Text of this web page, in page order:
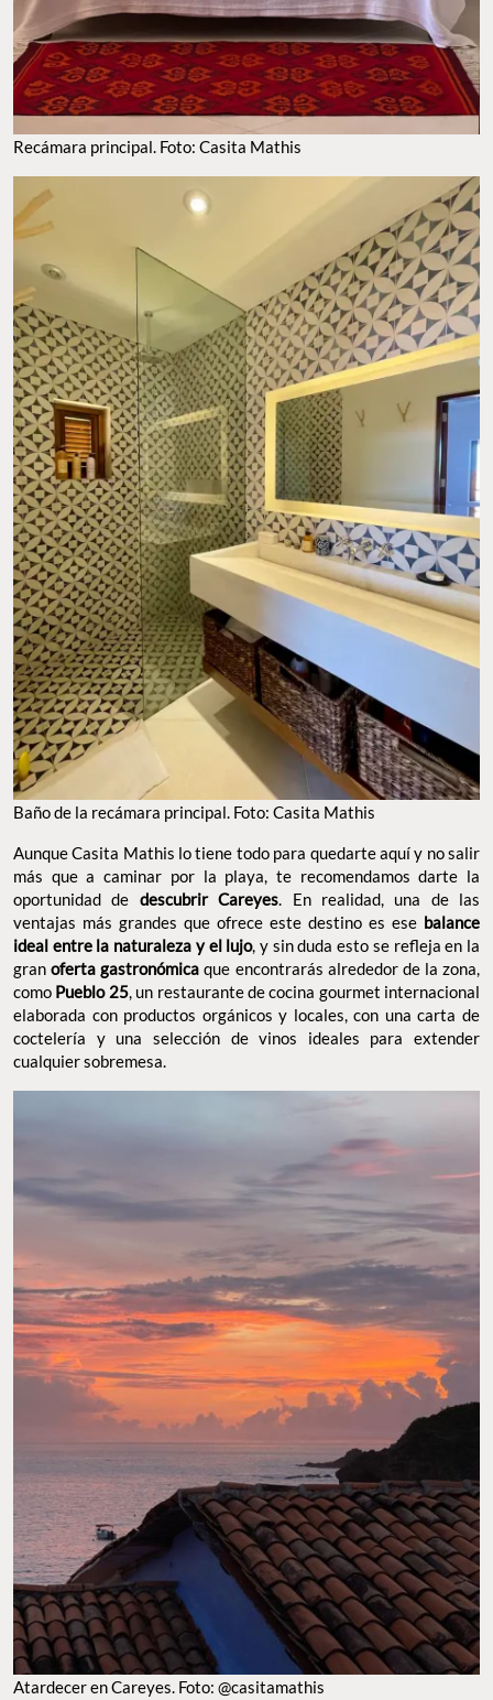
Recámara principal. Foto: Casita Mathis
Baño de la recámara principal. Foto: Casita Mathis
Aunque Casita Mathis lo tiene todo para quedarte aquí y no salir
más que a caminar por la playa, te recomendamos darte la
oportunidad de descubrir Careyes. En realidad, una de las
ventajas más grandes que ofrece este destino es ese balance
ideal entre la naturaleza y el lujo, y sin duda esto se refleja en la
granoferta gastronómica que encontrarás alrededor de la zona,
como Pueblo 25, un restaurante de cocina gourmet internacional
elaborada con productos orgánicos y locales, con una carta de
coctelería y una selección de vinos ideales para extender
cualquier sobremesa.
Atardecer en Careyes. Foto: @casitamathis